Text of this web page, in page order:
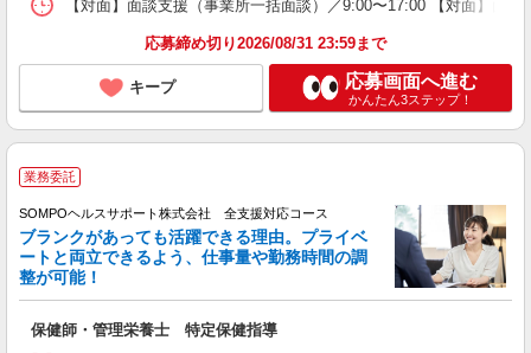
【対面】面談支援（事業所一括面談）／9:00〜17:00 【対面】面
応募締め切り2026/08/31 23:59まで
キープ 応募画面へ進む
かんたん3ステップ！
業務委託
SOMPOヘルスサポート株式会社 全支援対応コース
ブランクがあっても活躍できる理由。プライベ
ートと両立できるよう、仕事量や勤務時間の調
整が可能！
保健師・管理栄養士 特定保健指導